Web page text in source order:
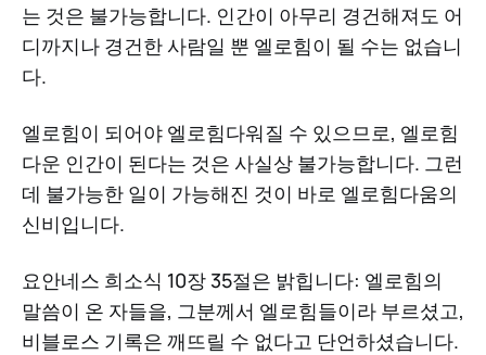
는 것은 불가능합니다. 인간이 아무리 경건해져도 어
디까지나 경건한 사람일 뿐 엘로힘이 될 수는 없습니
다.
엘로힘이 되어야 엘로힘다워질 수 있으므로, 엘로힘
다운 인간이 된다는 것은 사실상 불가능합니다. 그런
데 불가능한 일이 가능해진 것이 바로 엘로힘다움의
신비입니다.
요안네스 희소식 10장 35절은 밝힙니다: 엘로힘의
말씀이 온 자들을, 그분께서 엘로힘들이라 부르셨고,
비블로스 기록은 깨뜨릴 수 없다고 단언하셨습니다.